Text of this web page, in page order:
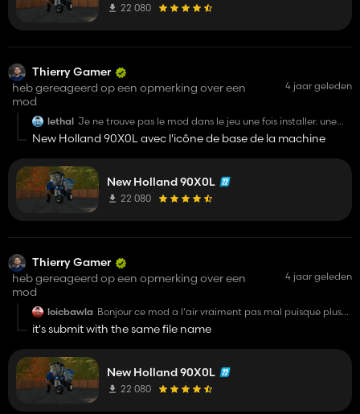
22 080
Thierry Gamer
heb gereageerd op een opmerking over een
mod
4 jaar geleden
lethal Je ne trouve pas le mod dans le jeu une fois installer. une
idée ?
Bonne idée de mods en tout cas.
New Holland 90X0L avec l'icône de base de la machine
New Holland 90X0L
22 080
Thierry Gamer
heb gereageerd op een opmerking over een
mod
4 jaar geleden
loicbawla Bonjour ce mod a l'air vraiment pas mal puisque plus
réaliste que le jeu de base , mais pensez vous qu'il
serait possible de le publier sur le modhub , elle ne
it's submit with the same file name
New Holland 90X0L
22 080